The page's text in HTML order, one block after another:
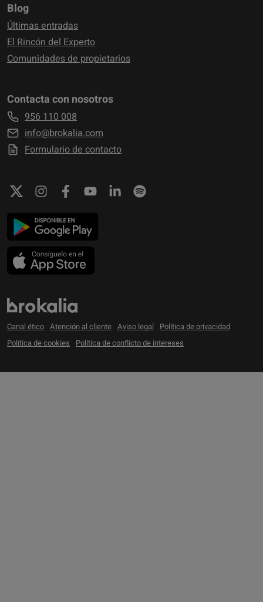
Blog
Últimas entradas
El Rincón del Experto
Comunidades de propietarios
Contacta con nosotros
956 110 008
info@brokalia.com
Formulario de contacto
Canal ético Atención al cliente Aviso legal
Política de privacidad
Política de cookies
Política de conflicto de intereses